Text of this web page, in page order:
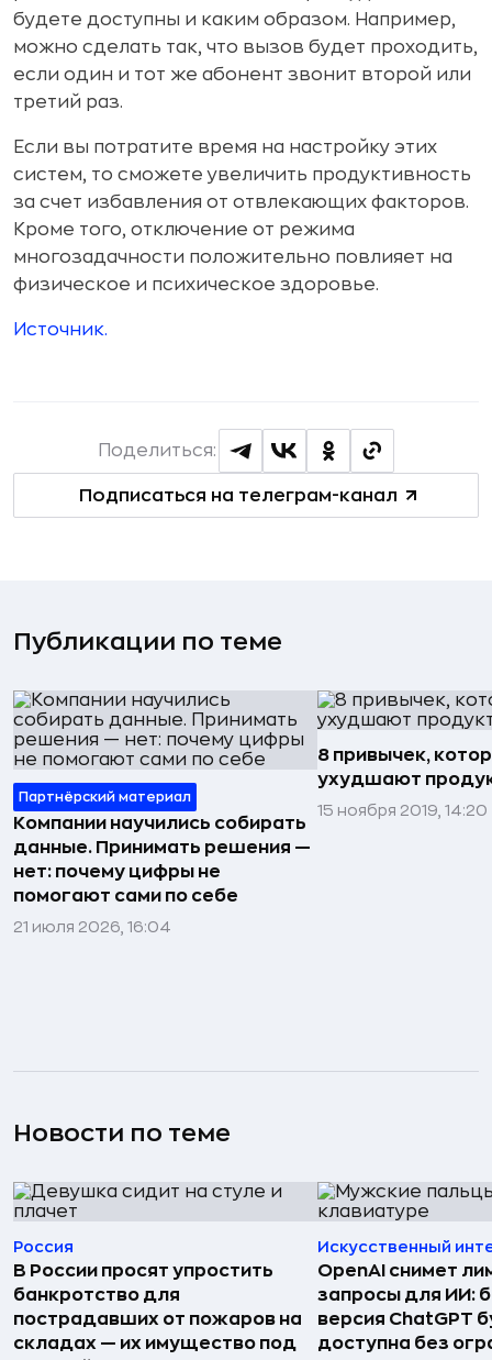
будете доступны и каким образом. Например,
можно сделать так, что вызов будет проходить,
если один и тот же абонент звонит второй или
третий раз.
Если вы потратите время на настройку этих
систем, то сможете увеличить продуктивность
за счет избавления от отвлекающих факторов.
Кроме того, отключение от режима
многозадачности положительно повлияет на
физическое и психическое здоровье.
Источник.
Подписаться на телеграм-канал
Поделиться:
Публикации по теме
Партнёрский материал
Компании научились собирать
данные. Принимать решения —
нет: почему цифры не
помогают сами по себе
21 июля 2026, 16:04
8 привычек,
ухудшают
15 ноября 2019, 14:20
Новости по теме
Россия
В России просят упростить
банкротство для
пострадавших от пожаров на
складах — их имущество под
Искусственный
OpenAI снимет
запросы для ИИ:
версия ChatGPT
доступна без